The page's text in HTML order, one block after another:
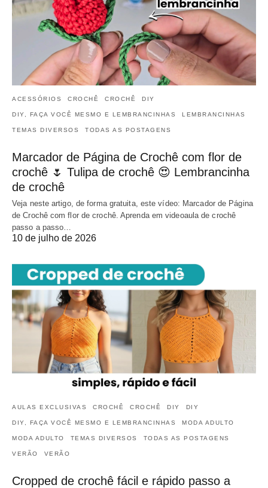
ACESSÓRIOS CROCHÊ CROCHÊ DIY
DIY, FAÇA VOCÊ MESMO E LEMBRANCINHAS LEMBRANCINHAS
TEMAS DIVERSOS TODAS AS POSTAGENS
Marcador de Página de Crochê com flor de
crochê 🌷 Tulipa de crochê 😍 Lembrancinha
de crochê
Veja neste artigo, de forma gratuita, este vídeo: Marcador de Página
de Crochê com flor de crochê. Aprenda em videoaula de crochê
passo a passo…
10 de julho de 2026
AULAS EXCLUSIVAS CROCHÊ CROCHÊ DIY DIY
DIY, FAÇA VOCÊ MESMO E LEMBRANCINHAS MODA ADULTO
MODA ADULTO TEMAS DIVERSOS TODAS AS POSTAGENS
VERÃO VERÃO
Cropped de crochê fácil e rápido passo a